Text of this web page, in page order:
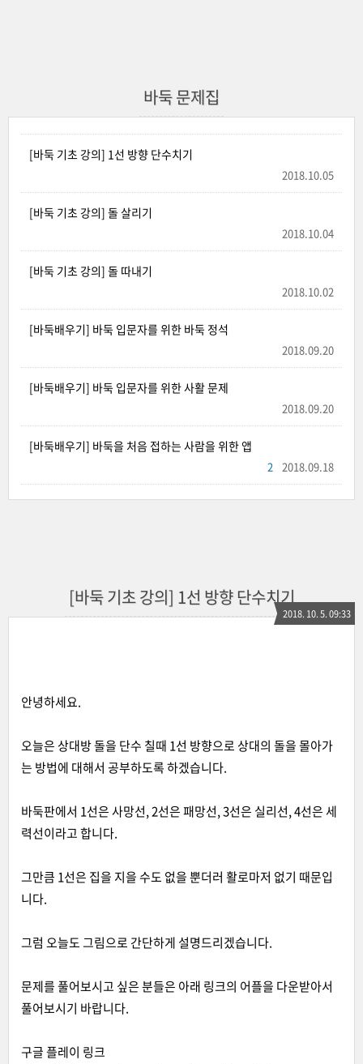
바둑 문제집
[바둑 기초 강의] 1선 방향 단수치기
2018.10.05
[바둑 기초 강의] 돌 살리기
2018.10.04
[바둑 기초 강의] 돌 따내기
2018.10.02
[바둑배우기] 바둑 입문자를 위한 바둑 정석
2018.09.20
[바둑배우기] 바둑 입문자를 위한 사활 문제
2018.09.20
[바둑배우기] 바둑을 처음 접하는 사람을 위한 앱
2018.09.18
2
[바둑 기초 강의] 1선 방향 단수치기
2018. 10. 5. 09:33
안녕하세요.
오늘은 상대방 돌을 단수 칠때 1선 방향으로 상대의 돌을 몰아가
는 방법에 대해서 공부하도록 하겠습니다.
바둑판에서 1선은 사망선, 2선은 패망선, 3선은 실리선, 4선은 세
력선이라고 합니다.
그만큼 1선은 집을 지을 수도 없을 뿐더러 활로마저 없기 때문입
니다.
그럼 오늘도 그림으로 간단하게 설명드리겠습니다.
문제를 풀어보시고 싶은 분들은 아래 링크의 어플을 다운받아서
풀어보시기 바랍니다.
구글 플레이 링크